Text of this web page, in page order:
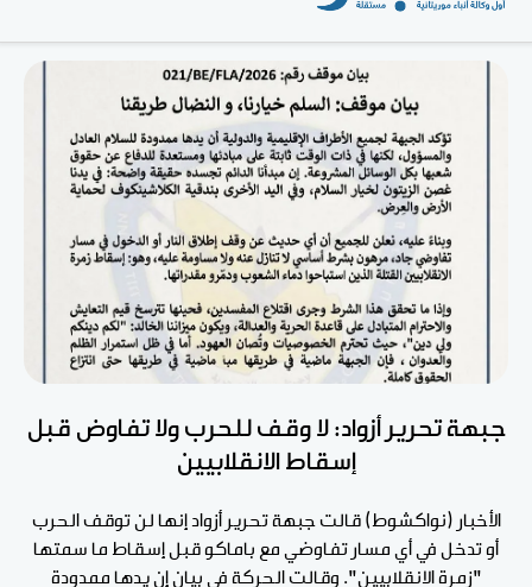
جبهة تحرير أزواد: لا وقف للحرب ولا تفاوض قبل
إسقاط الانقلابيين
الأخبار (نواكشوط) قالت جبهة تحرير أزواد إنها لن توقف الحرب
أو تدخل في أي مسار تفاوضي مع باماكو قبل إسقاط ما سمتها
"زمرة الانقلابيين". وقالت الحركة في بيان إن يدها ممدودة